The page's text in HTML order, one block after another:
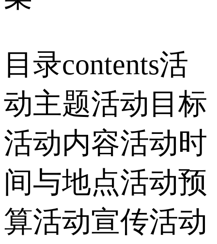
目录contents活
动主题活动目标
活动内容活动时
间与地点活动预
算活动宣传活动